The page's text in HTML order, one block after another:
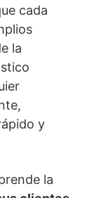
cada
la
y
la